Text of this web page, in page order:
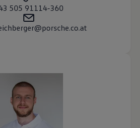
505 91114-360